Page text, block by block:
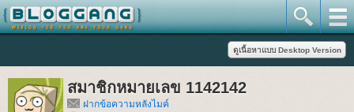
สมาชิกหมายเลข 1142142
ฝากข้อความหลังไมค์